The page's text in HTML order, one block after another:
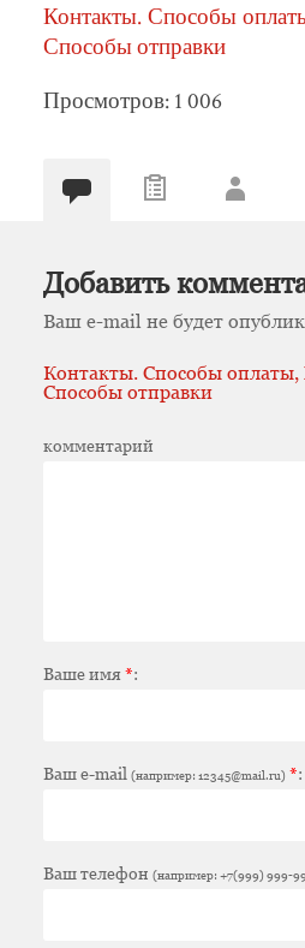
Контакты. Способы
Способы отправки
Просмотров: 1 006
Добавить
Ваш e-mail не будет
Контакты. Способы
Способы отправки
комментарий
Ваше имя*:
Ваш e-mail (например: 12345@mail.ru) *:
Ваш телефон (например: +7(999) 999-